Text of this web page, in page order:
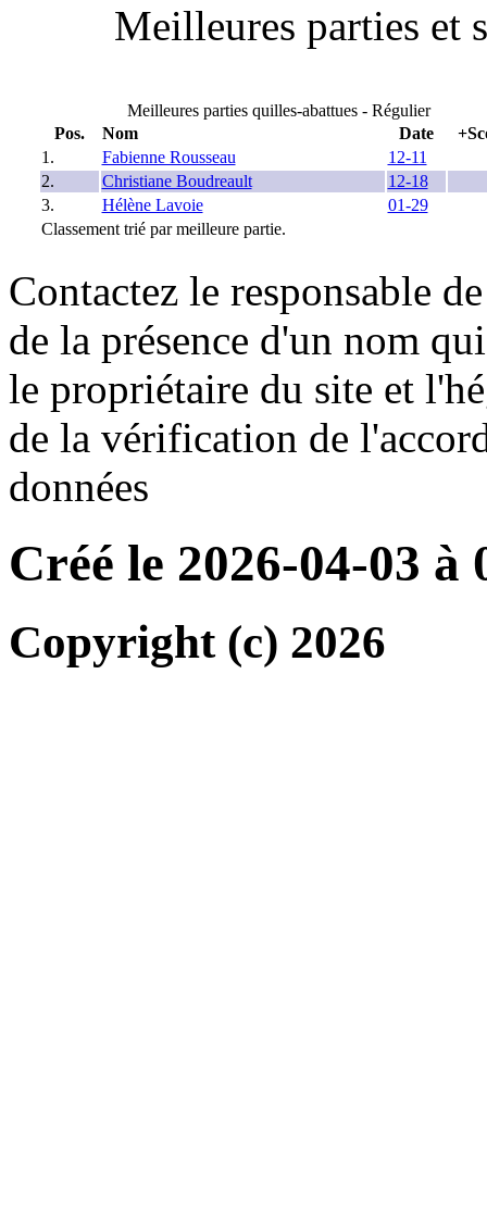
Meilleures parties et
Meilleures parties quilles-abattues - Régulier
Pos.
Nom Date
1.
Fabienne Rousseau
12-11
2.
Christiane Boudreault
12-18
3.
Hélène Lavoie
01-29
Classement trié par meilleure partie.
Contactez le responsable
de la présence d'un nom
le propriétaire du site et
de la vérification de
données
Créé le 2026-04-03
Copyright (c) 2026